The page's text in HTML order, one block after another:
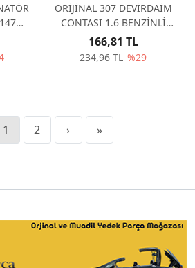
ORİJİNAL 307 DEVİRDAİM
CONTASI 1.6 BENZİNLİ
1206A0
234,96 TL %29
166,81 TL
1 2 › »